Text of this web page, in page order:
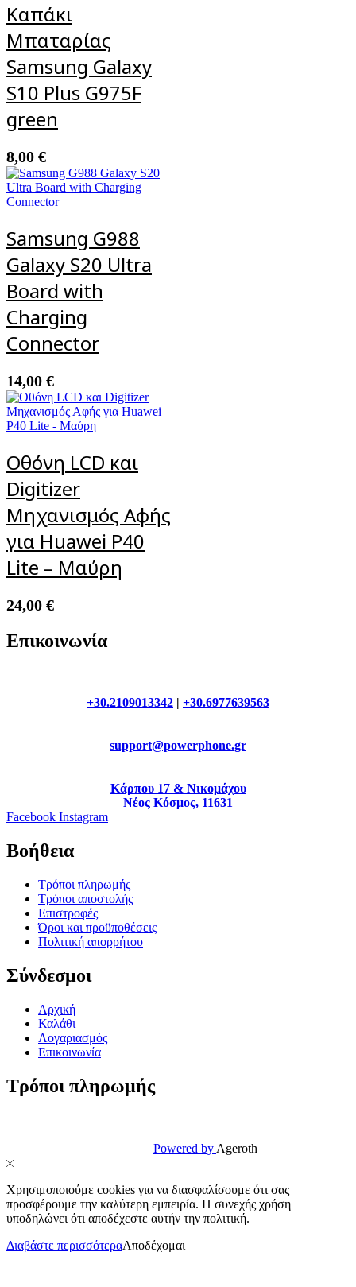
Καπάκι
Μπαταρίας
Samsung Galaxy
S10 Plus G975F
green
8,00 €
Samsung G988
Galaxy S20 Ultra
Board with
Charging
Connector
14,00 €
Οθόνη LCD και
Digitizer
Μηχανισμός Αφής
για Huawei P40
Lite – Μαύρη
24,00 €
Επικοινωνία
+30.2109013342 +30.6977639563
support@powerphone.gr
Κάρπου 17 & Νικομάχου
Νέος Κόσμος, 11631
Facebook Instagram
Βοήθεια
Τρόποι πληρωμής
Τρόποι αποστολής
Επιστροφές
Όροι και προϋποθέσεις
Πολιτική απορρήτου
Σύνδεσμοι
Αρχική
Καλάθι
Λογαριασμός
Επικοινωνία
Τρόποι πληρωμής
| Powered by Ageroth
Χρησιμοποιούμε cookies για να διασφαλίσουμε ότι σας
προσφέρουμε την καλύτερη εμπειρία. Η συνεχής χρήση
υποδηλώνει ότι αποδέχεστε αυτήν την πολιτική.
Διαβάστε περισσότεραΑποδέχομαι